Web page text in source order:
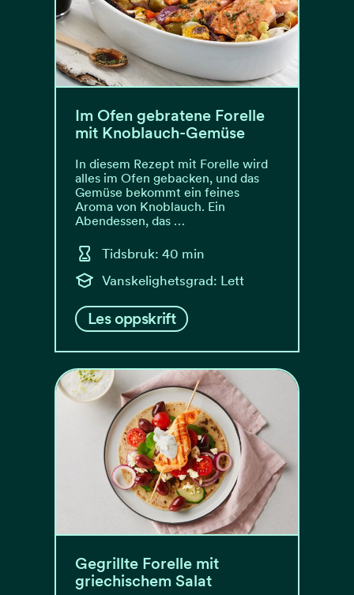
Im Ofen gebratene Forelle
mit Knoblauch-Gemüse
In diesem Rezept mit Forelle wird
alles im Ofen gebacken, und das
Gemüse bekommt ein feines
Aroma von Knoblauch. Ein
Abendessen, das …
Tidsbruk: 40 min
Vanskelighetsgrad: Lett
Les oppskrift
Gegrillte Forelle mit
griechischem Salat